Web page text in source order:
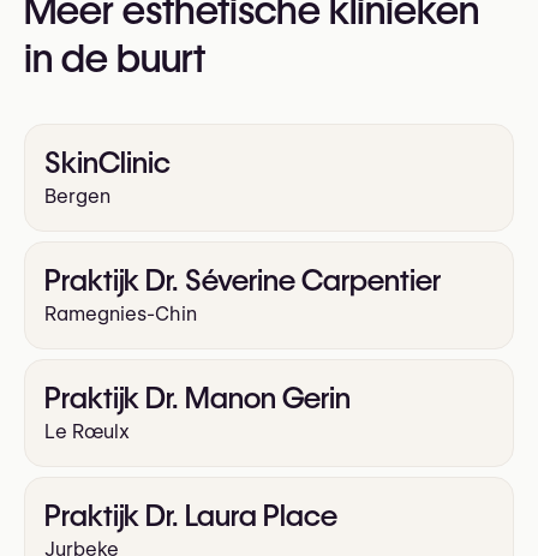
Onderooglidcorrectie (onderooglid blepharoplastie)
Rhinoplastie (Neuscorrectie)
Meer esthetische klinieken
in de buurt
SkinClinic
Bergen
Praktijk Dr. Séverine Carpentier
Ramegnies-Chin
Praktijk Dr. Manon Gerin
Le Rœulx
Praktijk Dr. Laura Place
Jurbeke